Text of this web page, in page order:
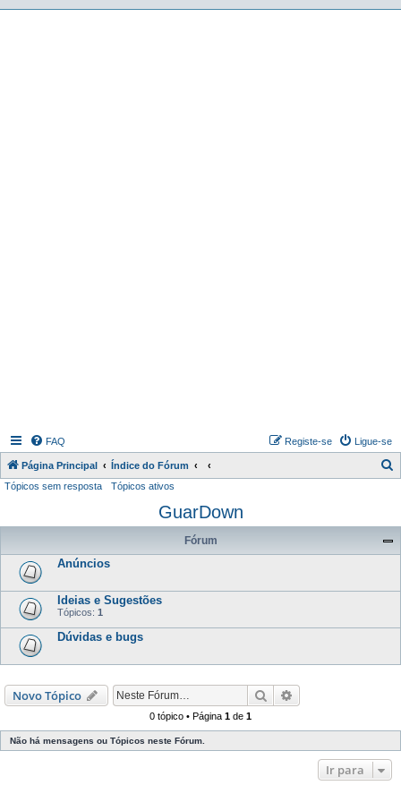
FAQ Ligue-se
Registe-se
Página Principal Índice do Fórum
q
s
Tópicos sem resposta Tópicos ativos
GuarDown
Fórum
Anúncios
Ideias e Sugestões
Tópicos: 1
Dúvidas e bugs
Novo Tópico Pesquisar
0 tópico • Página 1 de 1
Não há mensagens ou Tópicos neste Fórum.
Ir para